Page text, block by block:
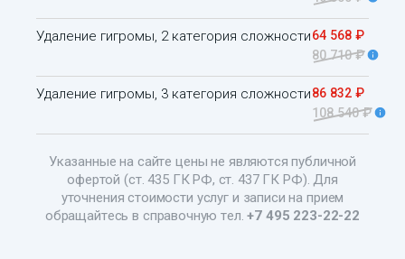
Удаление гигромы, 2 категория сложности64 568 ₽
80 710 ₽
Удаление гигромы, 3 категория сложности86 832 ₽
108 540 ₽
Указанные на сайте цены не являются публичной
офертой (ст. 435 ГК РФ, ст. 437 ГК РФ). Для
уточнения стоимости услуг и записи на прием
обращайтесь в справочную тел.+7 495 223-22-22